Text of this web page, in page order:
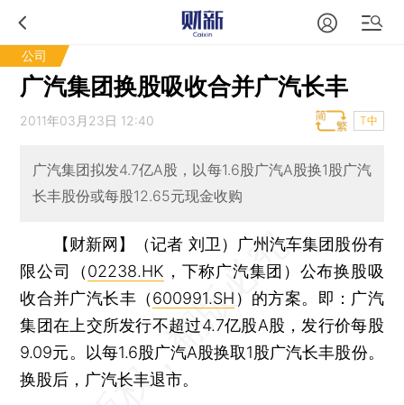
公司
广汽集团换股吸收合并广汽长丰
2011年03月23日 12:40 T中
广汽集团拟发4.7亿A股，以每1.6股广汽A股换1股广汽
长丰股份或每股12.65元现金收购
【财新网】（记者 刘卫）
广州汽车集团股份有
限公司（02238.HK ，下称广汽集团）公布换股吸
收合并广汽长丰（600991.SH ）的方案。即：广汽
集团在上交所发行不超过4.7亿股A股，发行价每股
9.09元。以每1.6股广汽A股换取1股广汽长丰股份。
换股后，广汽长丰退市。